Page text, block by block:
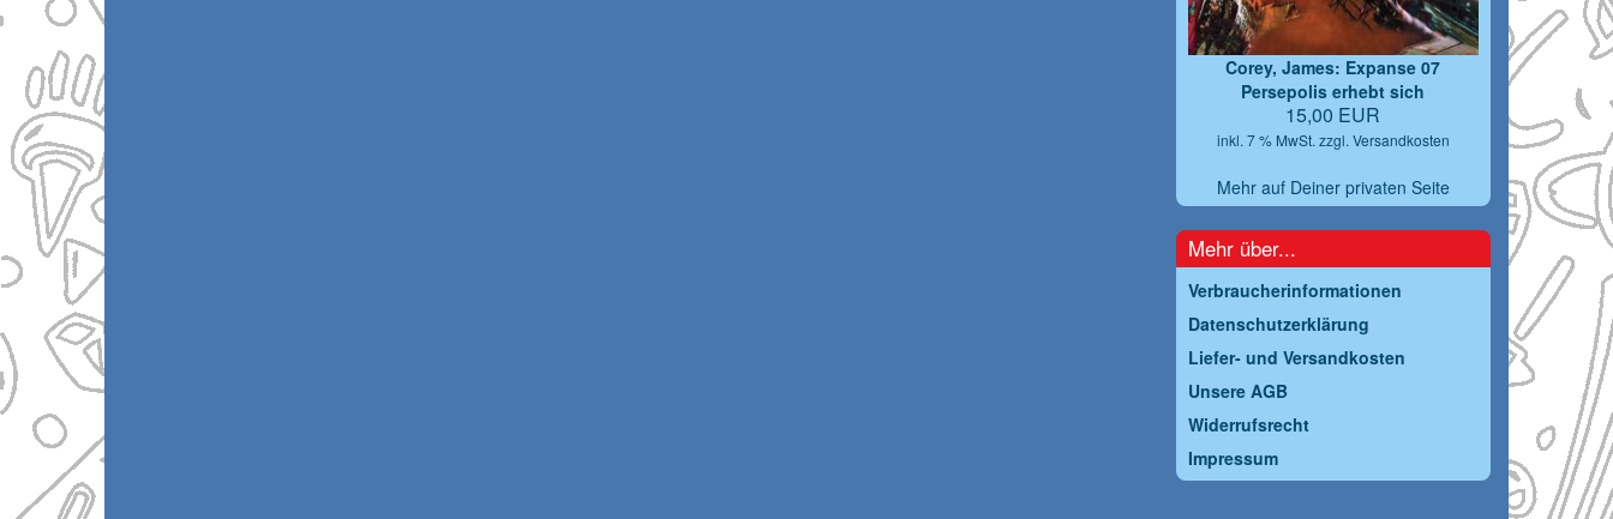
Corey, James: Expanse 07
Persepolis erhebt sich
15,00 EUR
inkl. 7 % MwSt. zzgl. Versandkosten
Mehr auf Deiner privaten Seite
Mehr über...
Verbraucherinformationen
Datenschutzerklärung
Liefer- und Versandkosten
Unsere AGB
Widerrufsrecht
Impressum